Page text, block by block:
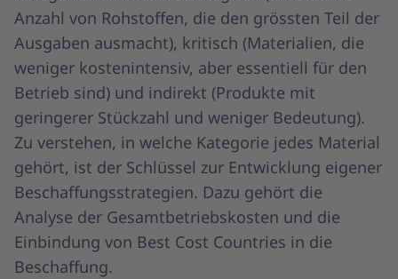
Anzahl von Rohstoffen, die den grössten Teil der
Ausgaben ausmacht), kritisch (Materialien, die
weniger kostenintensiv, aber essentiell für den
Betrieb sind) und indirekt (Produkte mit
geringerer Stückzahl und weniger Bedeutung).
Zu verstehen, in welche Kategorie jedes Material
gehört, ist der Schlüssel zur Entwicklung eigener
Beschaffungsstrategien. Dazu gehört die
Analyse der Gesamtbetriebskosten und die
Einbindung von Best Cost Countries in die
Beschaffung.